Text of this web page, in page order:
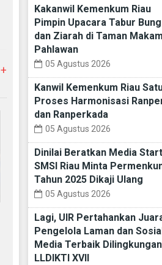
+
Kakanwil Kemenkum Riau
Pimpin Upacara Tabur
dan Ziarah di Taman Makam
Pahlawan
05 Agustus 2026
Kanwil Kemenkum Riau
Proses Harmonisasi
dan Ranperkada
05 Agustus 2026
Dinilai Beratkan Media
SMSI Riau Minta
Tahun 2025 Dikaji Ulang
05 Agustus 2026
Lagi, UIR Pertahankan
Pengelola Laman dan
Media Terbaik Dilingkungan
LLDIKTI XVII